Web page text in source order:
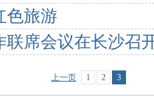
色旅游
联席会议在长沙召
上一页 1 2 3